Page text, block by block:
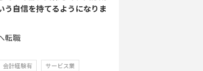
う自信を持てるようになりま
転職
会計経験有
サービス業